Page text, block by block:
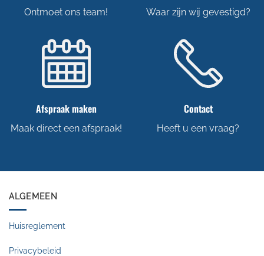
Ontmoet ons team! Waar zijn wij gevestigd?
Afspraak maken
Maak direct een afspraak!
Contact
Heeft u een vraag?
ALGEMEEN
Huisreglement
Privacybeleid